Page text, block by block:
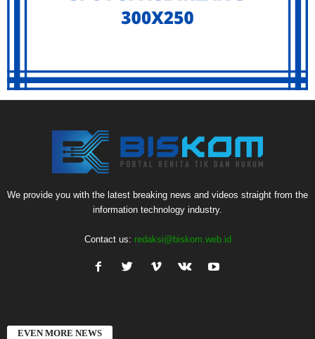
We provide you with the latest breaking news and videos straight from the
information technology industry.
Contact us: redaksi@biskom.web.id
EVEN MORE NEWS